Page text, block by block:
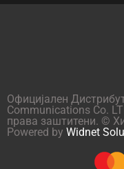
Официјален
Communications Co.
права заштитени. ©
Powered by Widnet